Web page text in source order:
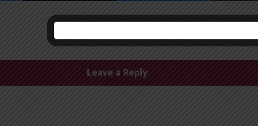
Leave a Reply